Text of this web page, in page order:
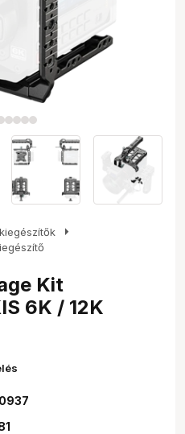
arrow_right
Kit
6K / 12K